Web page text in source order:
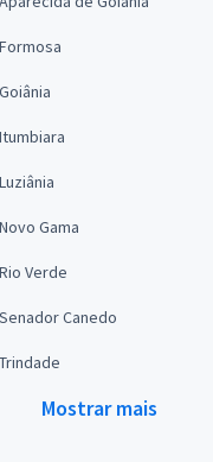
Gama
Verde
Canedo
Mostrar mais